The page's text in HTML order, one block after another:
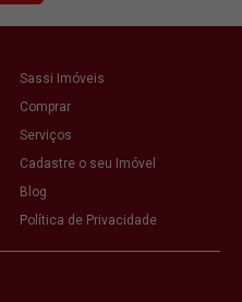
Sassi Imóveis
Comprar
Serviços
Cadastre o seu Imóvel
Blog
Política de Privacidade